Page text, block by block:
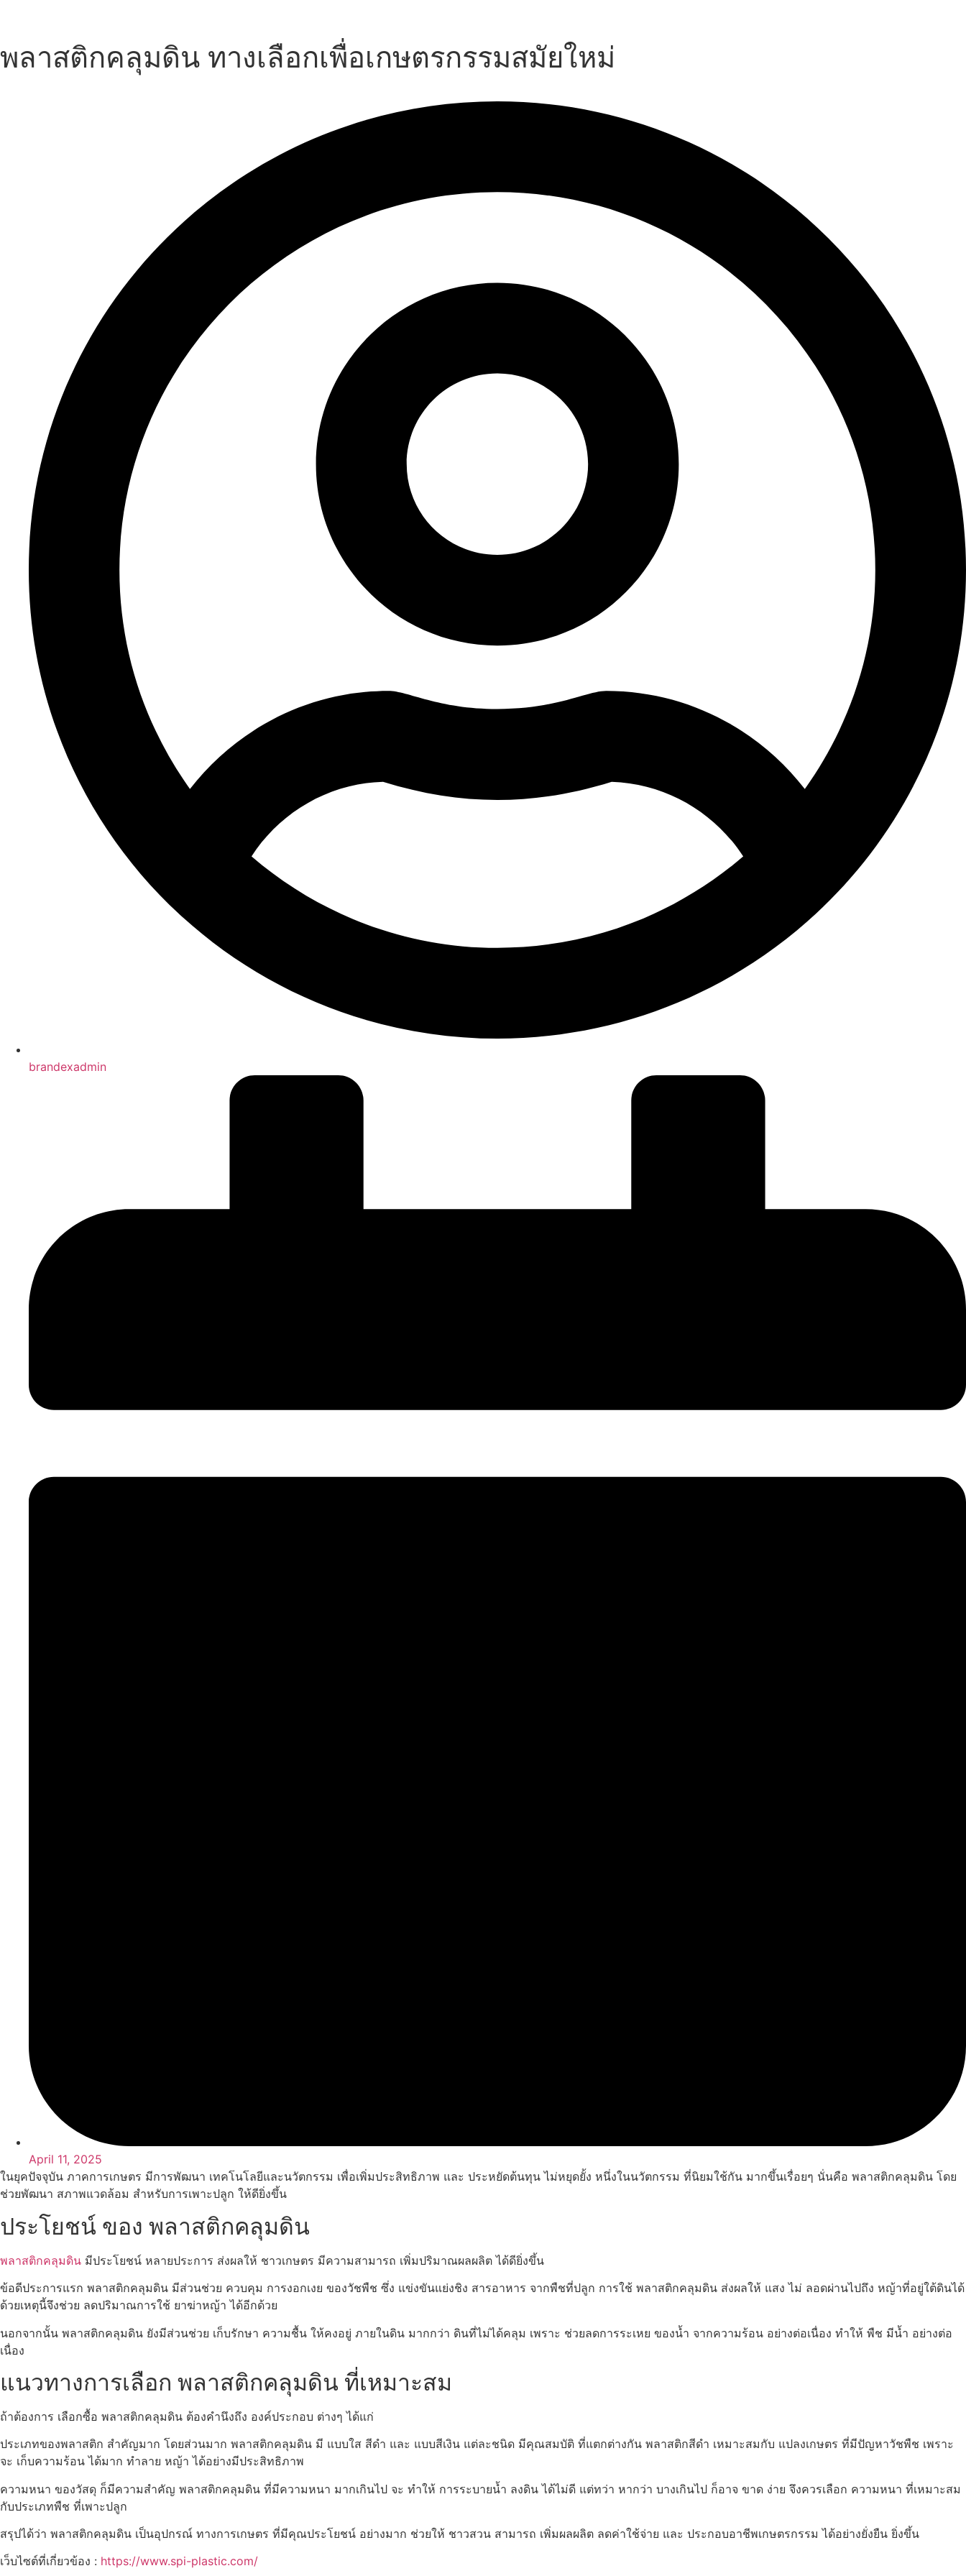
พลาสติกคลุมดิน ทางเลือกเพื่อเกษตรกรรมสมัยใหม่
brandexadmin
April 11, 2025
ในยุคปัจจุบัน ภาคการเกษตร มีการพัฒนา เทคโนโลยีและนวัตกรรม เพื่อเพิ่มประสิทธิภาพ และ ประหยัดต้นทุน ไม่หยุดยั้ง หนึ่งในนวัตกรรม ที่นิยมใช้กัน มากขึ้นเรื่อยๆ นั่นคือ พลาสติกคลุมดิน โดย
ช่วยพัฒนา สภาพแวดล้อม สำหรับการเพาะปลูก ให้ดียิ่งขึ้น
ประโยชน์ ของ พลาสติกคลุมดิน
พลาสติกคลุมดิน มีประโยชน์ หลายประการ ส่งผลให้ ชาวเกษตร มีความสามารถ เพิ่มปริมาณผลผลิต ได้ดียิ่งขึ้น
ข้อดีประการแรก พลาสติกคลุมดิน มีส่วนช่วย ควบคุม การงอกเงย ของวัชพืช ซึ่ง แข่งขันแย่งชิง สารอาหาร จากพืชที่ปลูก การใช้ พลาสติกคลุมดิน ส่งผลให้ แสง ไม่ ลอดผ่านไปถึง หญ้าที่อยู่ใต้ดินได้
ด้วยเหตุนี้จึงช่วย ลดปริมาณการใช้ ยาฆ่าหญ้า ได้อีกด้วย
นอกจากนั้น พลาสติกคลุมดิน ยังมีส่วนช่วย เก็บรักษา ความชื้น ให้คงอยู่ ภายในดิน มากกว่า ดินที่ไม่ได้คลุม เพราะ ช่วยลดการระเหย ของน้ำ จากความร้อน อย่างต่อเนื่อง ทำให้ พืช มีน้ำ อย่างต่อ
เนื่อง
แนวทางการเลือก พลาสติกคลุมดิน ที่เหมาะสม
ถ้าต้องการ เลือกซื้อ พลาสติกคลุมดิน ต้องคำนึงถึง องค์ประกอบ ต่างๆ ได้แก่
ประเภทของพลาสติก สำคัญมาก โดยส่วนมาก พลาสติกคลุมดิน มี แบบใส สีดำ และ แบบสีเงิน แต่ละชนิด มีคุณสมบัติ ที่แตกต่างกัน พลาสติกสีดำ เหมาะสมกับ แปลงเกษตร ที่มีปัญหาวัชพืช เพราะ
จะ เก็บความร้อน ได้มาก ทำลาย หญ้า ได้อย่างมีประสิทธิภาพ
ความหนา ของวัสดุ ก็มีความสำคัญ พลาสติกคลุมดิน ที่มีความหนา มากเกินไป จะ ทำให้ การระบายน้ำ ลงดิน ได้ไม่ดี แต่ทว่า หากว่า บางเกินไป ก็อาจ ขาด ง่าย จึงควรเลือก ความหนา ที่เหมาะสม
กับประเภทพืช ที่เพาะปลูก
สรุปได้ว่า พลาสติกคลุมดิน เป็นอุปกรณ์ ทางการเกษตร ที่มีคุณประโยชน์ อย่างมาก ช่วยให้ ชาวสวน สามารถ เพิ่มผลผลิต ลดค่าใช้จ่าย และ ประกอบอาชีพเกษตรกรรม ได้อย่างยั่งยืน ยิ่งขึ้น
เว็บไซต์ที่เกี่ยวข้อง : https://www.spi-plastic.com/